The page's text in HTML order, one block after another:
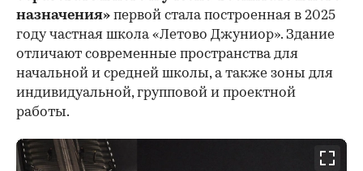
назначения» первой стала построенная в 2025
году частная школа «Летово Джуниор». Здание
отличают современные пространства для
начальной и средней школы, а также зоны для
индивидуальной, групповой и проектной
работы.